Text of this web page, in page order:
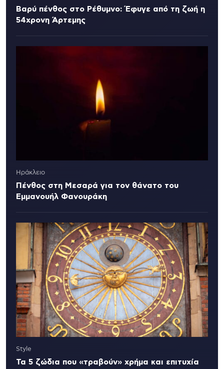
Βαρύ πένθος στο Ρέθυμνο: Έφυγε από τη ζωή η
54χρονη Άρτεμης
Ηράκλειο
Πένθος στη Μεσαρά για τον θάνατο του
Εμμανουήλ Φανουράκη
Style
Τα 5 ζώδια που «τραβούν» χρήμα και επιτυχία